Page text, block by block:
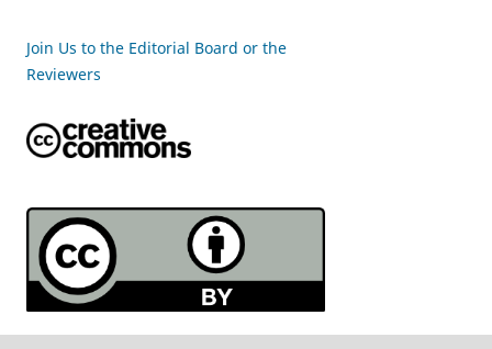
Join Us to the Editorial Board or the
Reviewers